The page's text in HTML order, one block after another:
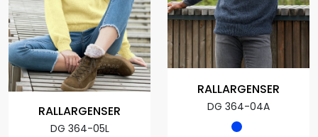
RALLARGENSER
DG 364-05L
RALLARGENSER
DG 364-04A